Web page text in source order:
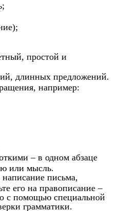
простой и
длинных предложений.
например:
– в одном абзаце
или мысль.
письма,
его на правописание –
с помощью специальной
грамматики.